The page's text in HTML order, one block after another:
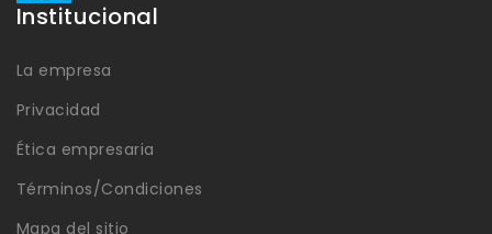
Institucional
La empresa
Privacidad
Ética empresaria
Términos/Condiciones
Mapa del sitio